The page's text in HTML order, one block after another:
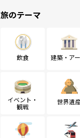
旅のテーマ
飲食 建築・ア
イベント・
観戦
世界遺